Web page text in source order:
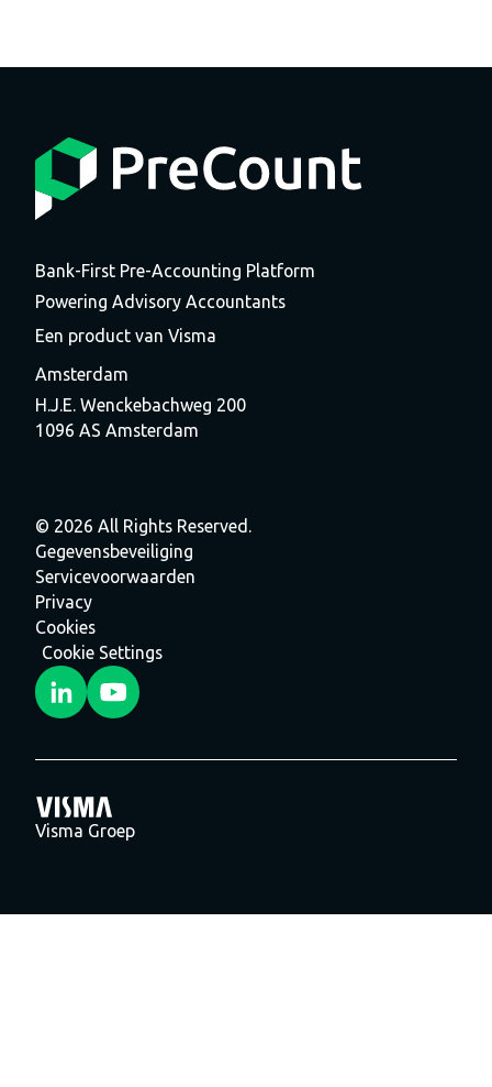
Bank-First Pre-Accounting Platform
Powering Advisory Accountants
Een product van Visma
Amsterdam
H.J.E. Wenckebachweg 200
1096 AS Amsterdam
© 2026 All Rights Reserved.
Gegevensbeveiliging
Servicevoorwaarden
Privacy
Cookies
Cookie Settings
Visma Groep